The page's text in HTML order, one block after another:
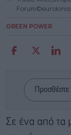
GREEN POWER
Σε ένα από τα